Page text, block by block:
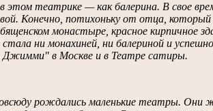
театрике — как балерина. В свое
Конечно, потихоньку от отца, который
монастыре, красное кирпичное
ни монахиней, ни балериной и
Джимми" в Москве и в Театре сатиры.
рождались маленькие театры. Они